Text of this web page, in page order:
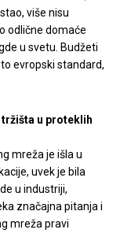
više nisu
odlične domaće
u svetu. Budžeti
evropski standard,
tržišta u proteklih
mreža je išla u
uvek je bila
u industriji,
značajna pitanja i
mreža pravi